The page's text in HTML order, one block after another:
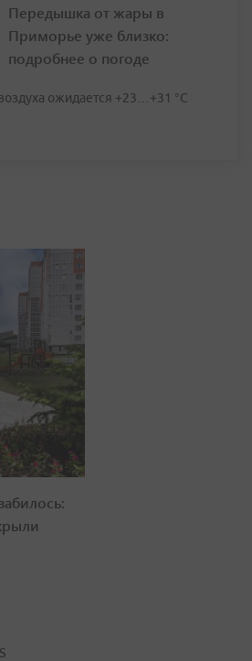
Передышка от жары в
Приморье уже близко:
подробнее о погоде
ожидается +23…+31 °C